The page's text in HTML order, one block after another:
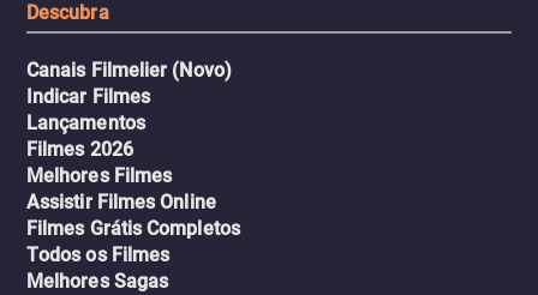
Descubra
Canais Filmelier (Novo)
Indicar Filmes
Lançamentos
Filmes 2026
Melhores Filmes
Assistir Filmes Online
Filmes Grátis Completos
Todos os Filmes
Melhores Sagas